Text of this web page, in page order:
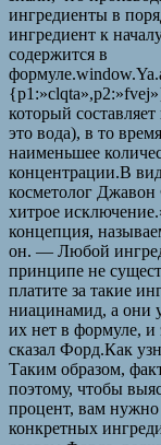
ингредиенты в
ингредиент к
содержится в
который
это вода), в то
наименьшее
концентрации.В
косметолог Джавон
хитрое
концепция,
он. — Любой
принципе не
платите за такие
ниацинамид, а они
их нет в формуле, и
сказал Форд.Как
Таким образом,
поэтому, чтобы
процент, вам нужно
конкретных